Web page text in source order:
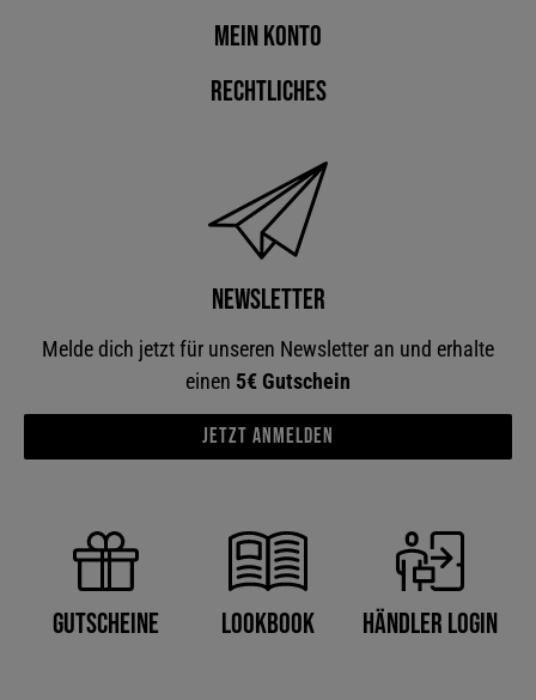
Mein Konto
Rechtliches
Newsletter
Melde dich jetzt für unseren Newsletter an und erhalte
einen 5€ Gutschein
Jetzt anmelden
Gutscheine Lookbook Händler Login